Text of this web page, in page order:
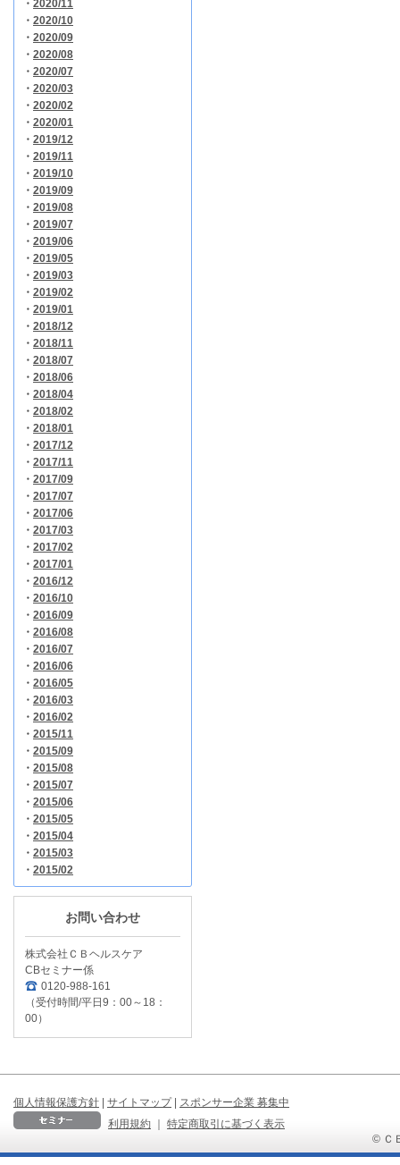
・ 2020/11
・ 2020/10
・ 2020/09
・ 2020/08
・ 2020/07
・ 2020/03
・ 2020/02
・ 2020/01
・ 2019/12
・ 2019/11
・ 2019/10
・ 2019/09
・ 2019/08
・ 2019/07
・ 2019/06
・ 2019/05
・ 2019/03
・ 2019/02
・ 2019/01
・ 2018/12
・ 2018/11
・ 2018/07
・ 2018/06
・ 2018/04
・ 2018/02
・ 2018/01
・ 2017/12
・ 2017/11
・ 2017/09
・ 2017/07
・ 2017/06
・ 2017/03
・ 2017/02
・ 2017/01
・ 2016/12
・ 2016/10
・ 2016/09
・ 2016/08
・ 2016/07
・ 2016/06
・ 2016/05
・ 2016/03
・ 2016/02
・ 2015/11
・ 2015/09
・ 2015/08
・ 2015/07
・ 2015/06
・ 2015/05
・ 2015/04
・ 2015/03
・ 2015/02
お問い合わせ
株式会社ＣＢヘルスケア
CBセミナー係
0120-988-161
（受付時間/平日9：00～18：
00）
個人情報保護方針 | サイトマップ | スポンサー企業 募集中
利用規約
｜
特定商取引に基づく表示
© Ｃ